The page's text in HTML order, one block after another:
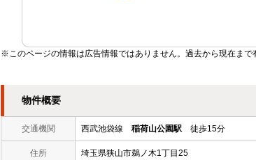
※このページの情報は広告情報ではありません。過去から現在ま
物件概要
交通機関 西武池袋線 稲荷山公園駅 徒歩15分
住所 埼玉県狭山市鵜ノ木1丁目25